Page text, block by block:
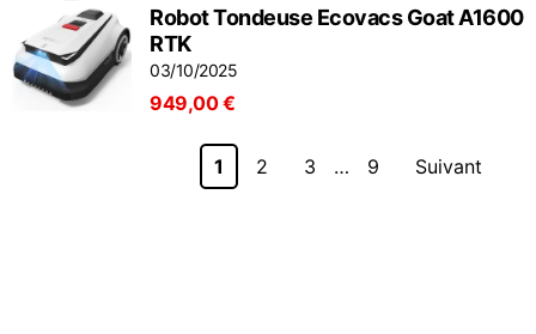
Robot Tondeuse Ecovacs Goat A1600
RTK
03/10/2025
949,00 €
1 2 3 … 9 Suivant